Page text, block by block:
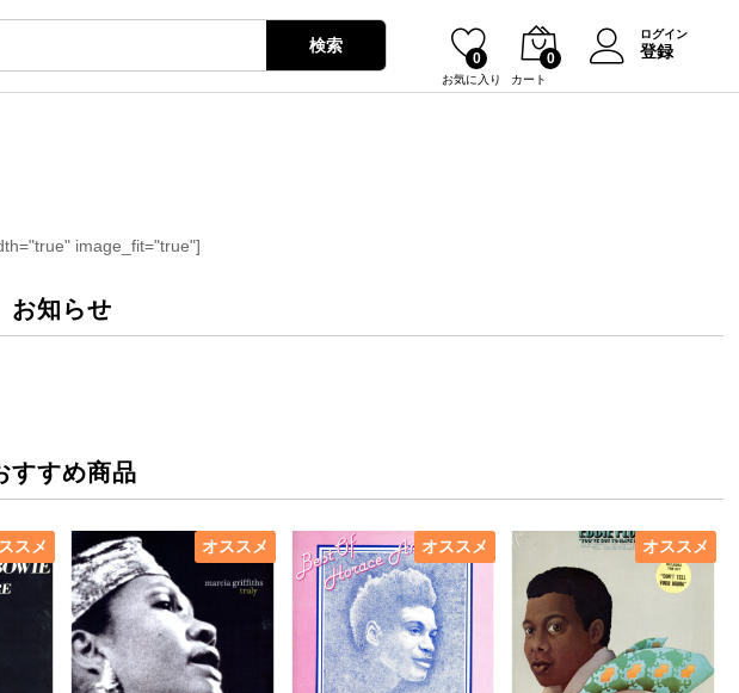
検索
お気に入り
0
カート
0
ログイン
登録
image_fit="true"]
お知らせ
すすめ商品
スメ オススメ オススメ オススメ